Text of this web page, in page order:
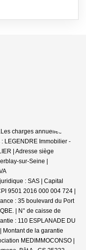
charges annuelles sont
LEGENDRE Immobilier -
| Adresse siège
sur-Seine |
: SAS | Capital
9501 2016 000 004 724 |
: 35 boulevard du Port
| N° de caisse de
: 110 ESPLANADE DU
Montant de la garantie
MEDIMMOCONSO |